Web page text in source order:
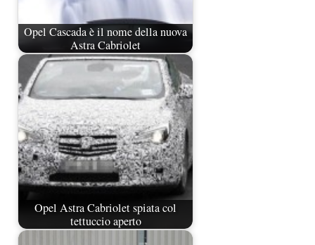
Opel Cascada è il nome della nuova
Astra Cabriolet
Opel Astra Cabriolet spiata col
tettuccio aperto